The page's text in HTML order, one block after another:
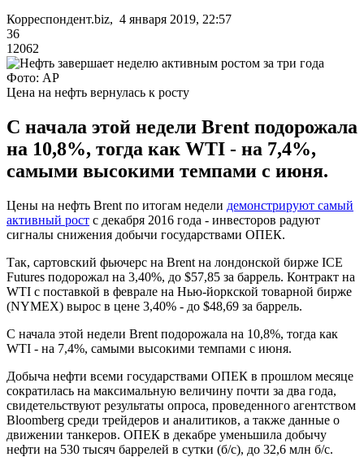
Корреспондент.biz, 4 января 2019, 22:57
36
12062
Фото: AP
Цена на нефть вернулась к росту
С начала этой недели Brent подорожала
на 10,8%, тогда как WTI - на 7,4%,
самыми высокими темпами с июня.
Цены на нефть Brent по итогам недели демонстрируют самый
активный рост с декабря 2016 года - инвесторов радуют
сигналы снижения добычи государствами ОПЕК.
Так, сартовский фьючерс на Brent на лондонской бирже ICE
Futures подорожал на 3,40%, до $57,85 за баррель. Контракт на
WTI с поставкой в феврале на Нью-йоркской товарной бирже
(NYMEX) вырос в цене 3,40% - до $48,69 за баррель.
С начала этой недели Brent подорожала на 10,8%, тогда как
WTI - на 7,4%, самыми высокими темпами с июня.
Добыча нефти всеми государствами ОПЕК в прошлом месяце
сократилась на максимальную величину почти за два года,
свидетельствуют результаты опроса, проведенного агентством
Bloomberg среди трейдеров и аналитиков, а также данные о
движении танкеров. ОПЕК в декабре уменьшила добычу
нефти на 530 тысяч баррелей в сутки (б/с), до 32,6 млн б/с.